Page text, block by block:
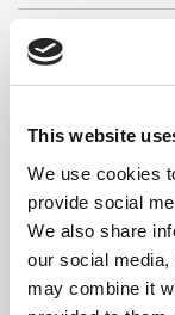
This website
We use cookies
provide social
We also share
our social
may combine it
4 990,-
Utsolgt (41